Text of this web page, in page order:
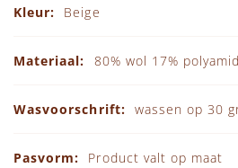
Beige
80% wol 17%
wassen op 30
Product valt op maat